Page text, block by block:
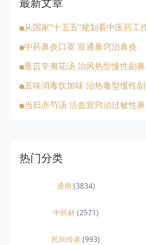
最新文章
从国家“十五五”规划看中医药工
中药鼻炎口罩 宣通鼻窍治鼻炎
薏苡辛夷花汤 治风热型慢性副
五味消毒饮加味 治热毒型慢性
当归赤芍汤 活血宣窍治过敏性
热门分类
通用 (3834)
中药材(2571)
民间传承(993)